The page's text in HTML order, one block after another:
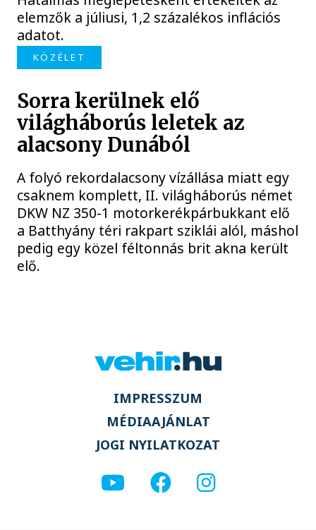
elemzők a júliusi, 1,2 százalékos inflációs
adatot.
KÖZÉLET
Sorra kerülnek elő
világháborús leletek az
alacsony Dunából
A folyó rekordalacsony vízállása miatt egy
csaknem komplett, II. világháborús német
DKW NZ 350-1 motorkerékpárbukkant elő
a Batthyány téri rakpart sziklái alól, máshol
pedig egy közel féltonnás brit akna került
elő.
IMPRESSZUM
MÉDIAAJÁNLAT
JOGI NYILATKOZAT